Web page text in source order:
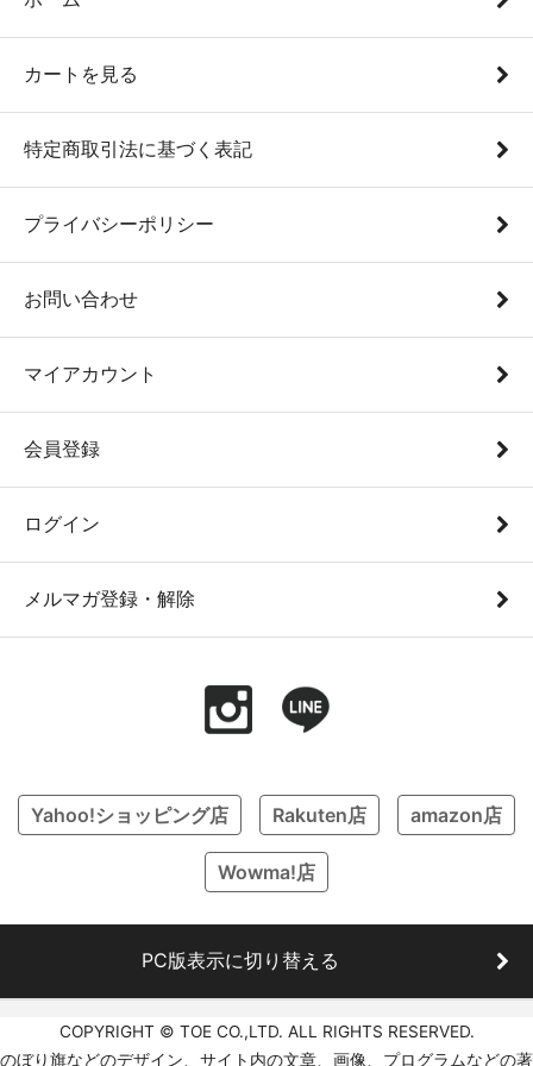
カートを見る
特定商取引法に基づく表記
プライバシーポリシー
お問い合わせ
マイアカウント
会員登録
ログイン
メルマガ登録・解除
Yahoo!ショッピング店 Rakuten店 amazon店
Wowma!店
PC版表示に切り替える
COPYRIGHT © TOE CO.,LTD. ALL RIGHTS RESERVED.
のぼり旗などのデザイン、サイト内の文章、画像、プログラムなどの著